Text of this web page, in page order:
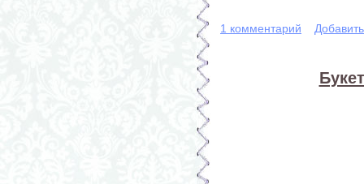
1 комментарий